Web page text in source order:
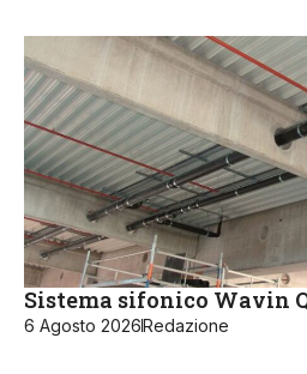
Sistema sifonico Wavin
6 Agosto 2026Redazione